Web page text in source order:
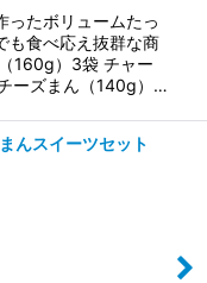
ったボリュームたっ
も食べ応え抜群な商
160g）3袋 チャー
ーズまん（140g）…
んスイーツセット